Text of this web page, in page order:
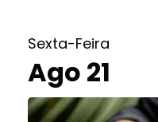
Sexta-Feira
Ago 21